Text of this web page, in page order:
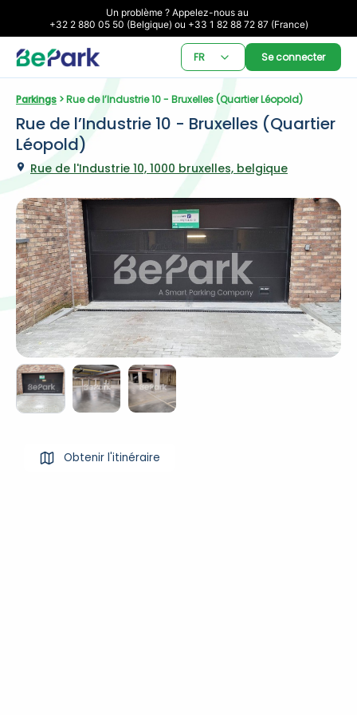
Un problème ? Appelez-nous au
+32 2 880 05 50 (Belgique) ou +33 1 82 88 72 87 (France)
FR Se connecter
Parkings > Rue de l’Industrie 10 - Bruxelles (Quartier Léopold)
Rue de l’Industrie 10 - Bruxelles (Quartier
Léopold)
Rue de l'Industrie 10, 1000 bruxelles, belgique
Obtenir l'itinéraire